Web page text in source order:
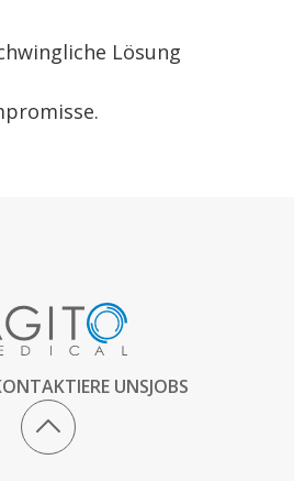
Lösung
UNSJOBS